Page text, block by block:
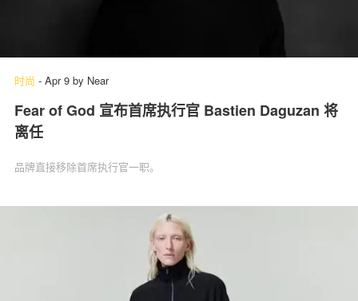
时尚 - Apr 9 by Near
Fear of God 宣布首席执行官 Bastien Daguzan 将
离任
品牌直接移除首席执行官一职。